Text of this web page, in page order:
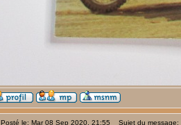
Posté le: Mar 08 Sep 2020, 21:55 Sujet du message: